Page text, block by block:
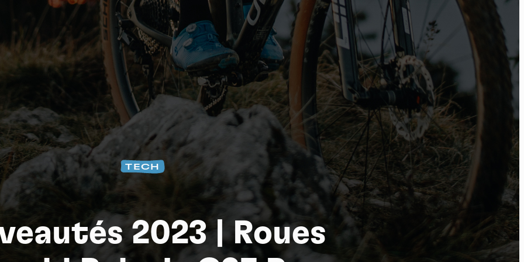
2023 | Roues
TECH